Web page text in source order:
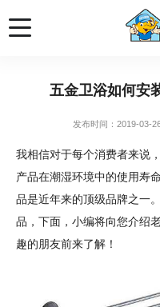
五金卫浴如何
发布时间：2019-03-
我相信对于每个消费者来说
产品在潮湿环境中的使用寿
品是近年来的顶级品牌之一
品，下面，小编将向您介绍
趣的朋友前来了解！